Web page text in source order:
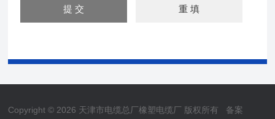
Copyright © 2026 天津市电缆总厂橡塑电缆厂 版权所有 备案